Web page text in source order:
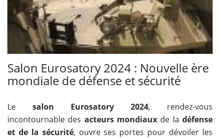
Salon Eurosatory 2024 : Nouvelle ère
mondiale de défense et sécurité
Le salon Eurosatory 2024, rendez-vous
incontournable des acteurs mondiaux de ladéfense
et de la sécurité, ouvre ses portes pour dévoiler les